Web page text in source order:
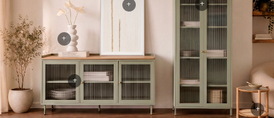
+
+
+
+
+